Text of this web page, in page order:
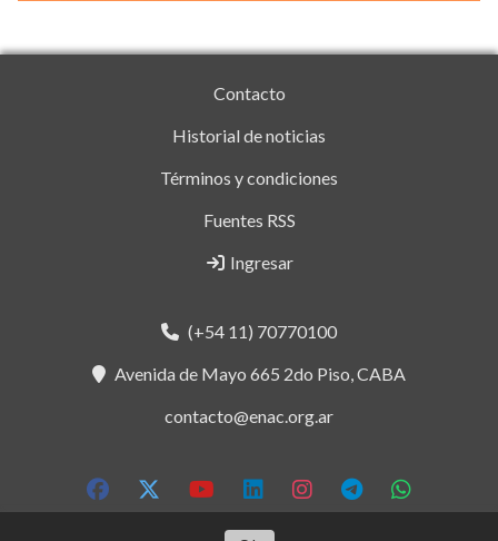
Contacto
Historial de noticias
Términos y condiciones
Fuentes RSS
Ingresar
(+54 11) 70770100
Avenida de Mayo 665 2do Piso, CABA
contacto@enac.org.ar